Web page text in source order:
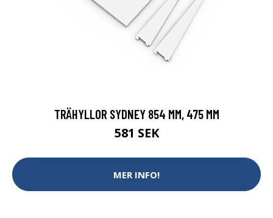
TRÄHYLLOR SYDNEY 854 MM, 475 MM
581 SEK
MER INFO!